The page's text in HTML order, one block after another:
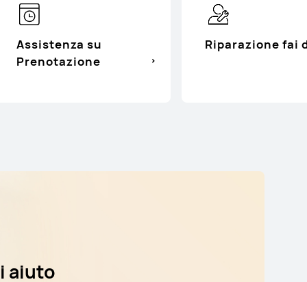
Assistenza su
Prenotazione
Riparazione fai
aiuto